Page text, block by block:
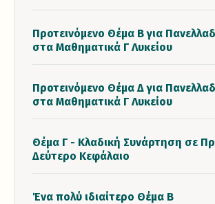
Προτεινόμενο Θέμα Β για
στα Μαθηματικά Γ Λυκείου
Προτεινόμενο Θέμα Δ για
στα Μαθηματικά Γ Λυκείου
Θέμα Γ - Κλαδική Συνάρτηση σε
Δεύτερο Κεφάλαιο
Ένα πολύ ιδιαίτερο Θέμα Β